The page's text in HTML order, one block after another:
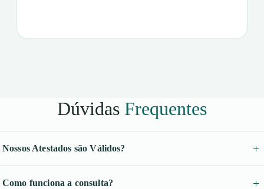
Dúvidas Frequentes
Nossos Atestados são Válidos?
Como funciona a consulta?